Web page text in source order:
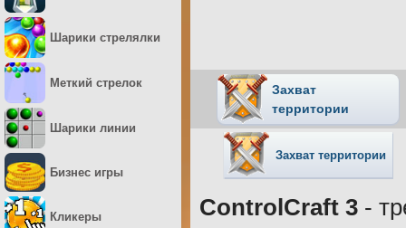
Захват
территории
Захват территории
ControlCraft 3 -
Шарики стрелялки
Меткий стрелок
Шарики линии
Бизнес игры
Кликеры